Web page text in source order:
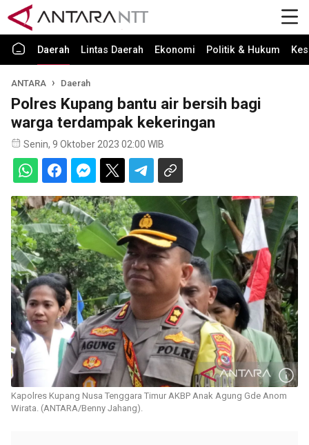
Daerah Lintas Daerah Ekonomi Politik & Hukum
ANTARA Daerah
Polres Kupang bantu air bersih bagi
warga terdampak kekeringan
Senin, 9 Oktober 2023 02:00 WIB
Kapolres Kupang Nusa Tenggara Timur AKBP Anak Agung Gde Anom
Wirata. (ANTARA/Benny Jahang).